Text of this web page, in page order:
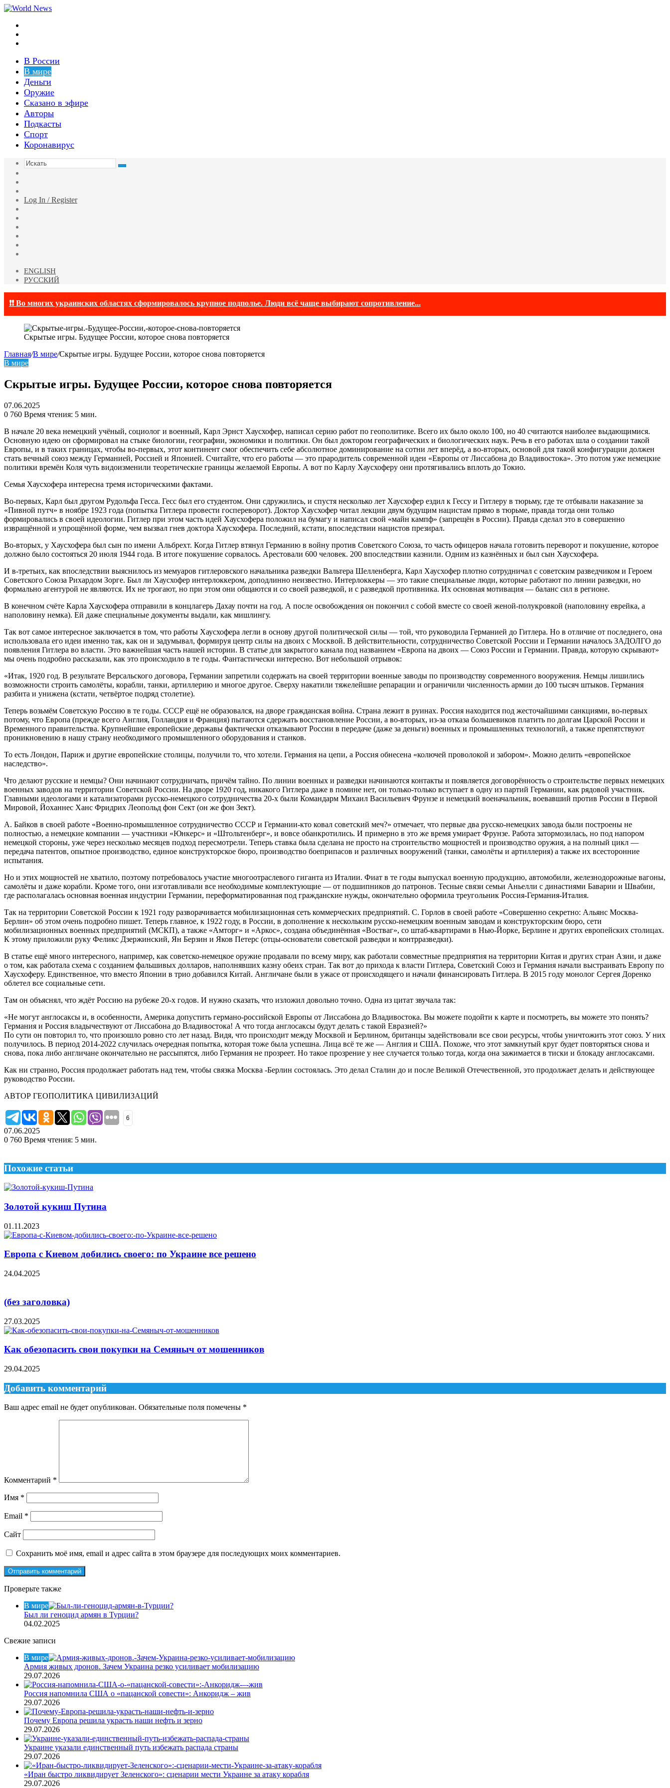
В России
В мире
Деньги
Оружие
Сказано в эфире
Авторы
Подкасты
Спорт
Коронавирус
Искать
статья
Log In / Register
ENGLISH
РУССКИЙ
❗❗ Во многих украинских областях сформировалось крупное подполье. Люди всё чаще выбирают сопротивление...
Скрытые игры. Будущее России, которое снова повторяется
Главная/В мире/Скрытые игры. Будущее России, которое снова повторяется
В мире
Скрытые игры. Будущее России, которое снова повторяется
07.06.2025
0 760 Время чтения: 5 мин.
В начале 20 века немецкий учёный, социолог и военный, Карл Эрнст Хаусхофер, написал серию работ по геополитике. Всего их было около 100, но 40 считаются наиболее выдающимися.
Основную идею он сформировал на стыке биологии, географии, экономики и политики. Он был доктором географических и биологических наук. Речь в его работах шла о создании такой
Европы, и в таких границах, чтобы во-первых, этот континент смог обеспечить себе абсолютное доминирование на сотни лет вперёд, а во-вторых, основой для такой конфигурации должен
стать вечный союз между Германией, Россией и Японией. Считайте, что его работы — это прародитель современной идеи «Европы от Лиссабона до Владивостока». Это потом уже немецкие
политики времён Коля чуть видоизменили теоретические границы желаемой Европы. А вот по Карлу Хаусхоферу они протягивались вплоть до Токио.
Семья Хаусхофера интересна тремя историческими фактами.
Во-первых, Карл был другом Рудольфа Гесса. Гесс был его студентом. Они сдружились, и спустя несколько лет Хаусхофер ездил к Гессу и Гитлеру в тюрьму, где те отбывали наказание за
«Пивной путч» в ноябре 1923 года (попытка Гитлера провести госпереворот). Доктор Хаусхофер читал лекции двум будущим нацистам прямо в тюрьме, правда тогда они только
формировались в своей идеологии. Гитлер при этом часть идей Хаусхофера положил на бумагу и написал свой «майн кампф» (запрещён в России). Правда сделал это в совершенно
извращённой и упрощённой форме, чем вызвал гнев доктора Хаусхофера. Последний, кстати, впоследствии нацистов презирал.
Во-вторых, у Хаусхофера был сын по имени Альбрехт. Когда Гитлер втянул Германию в войну против Советского Союза, то часть офицеров начала готовить переворот и покушение, которое
должно было состояться 20 июля 1944 года. В итоге покушение сорвалось. Арестовали 600 человек. 200 впоследствии казнили. Одним из казнённых и был сын Хаусхофера.
И в-третьих, как впоследствии выяснилось из мемуаров гитлеровского начальника разведки Вальтера Шелленберга, Карл Хаусхофер плотно сотрудничал с советским разведчиком и Героем
Советского Союза Рихардом Зорге. Был ли Хаусхофер интерлоккером, доподлинно неизвестно. Интерлоккеры — это такие специальные люди, которые работают по линии разведки, но
формально агентурой не являются. Их не трогают, но при этом они общаются и со своей разведкой, и с разведкой противника. Их основная мотивация — баланс сил в регионе.
В конечном счёте Карла Хаусхофера отправили в концлагерь Дахау почти на год. А после освобождения он покончил с собой вместе со своей женой-полукровкой (наполовину еврейка, а
наполовину немка). Ей даже специальные документы выдали, как мишлингу.
Так вот самое интересное заключается в том, что работы Хаусхофера легли в основу другой политической силы — той, что руководила Германией до Гитлера. Но в отличие от последнего, она
использовала его идеи именно так, как он и задумывал, формируя центр силы на двоих с Москвой. В действительности, сотрудничество Советской России и Германии началось ЗАДОЛГО до
появления Гитлера во власти. Это важнейшая часть нашей истории. В статье для закрытого канала под названием «Европа на двоих — Союз России и Германии. Правда, которую скрывают»
мы очень подробно рассказали, как это происходило в те годы. Фантастически интересно. Вот небольшой отрывок:
«Итак, 1920 год. В результате Версальского договора, Германии запретили содержать на своей территории военные заводы по производству современного вооружения. Немцы лишились
возможности строить самолёты, корабли, танки, артиллерию и многое другое. Сверху накатили тяжелейшие репарации и ограничили численность армии до 100 тысяч штыков. Германия
разбита и унижена (кстати, четвёртое подряд столетие).
Теперь возьмём Советскую Россию в те годы. СССР ещё не образовался, на дворе гражданская война. Страна лежит в руинах. Россия находится под жесточайшими санкциями, во-первых
потому, что Европа (прежде всего Англия, Голландия и Франция) пытаются сдержать восстановление России, а во-вторых, из-за отказа большевиков платить по долгам Царской России и
Временного правительства. Крупнейшие европейские державы фактически отказывают России в передаче (даже за деньги) военных и промышленных технологий, а также препятствуют
проникновению в нашу страну необходимого промышленного оборудования и станков.
То есть Лондон, Париж и другие европейские столицы, получили то, что хотели. Германия на цепи, а Россия обнесена «колючей проволокой и забором». Можно делить «европейское
наследство».
Что делают русские и немцы? Они начинают сотрудничать, причём тайно. По линии военных и разведки начинаются контакты и появляется договорённость о строительстве первых немецких
военных заводов на территории Советской России. На дворе 1920 год, никакого Гитлера даже в помине нет, он только-только вступает в одну из партий Германии, как рядовой участник.
Главными идеологами и катализаторами русско-немецкого сотрудничества 20-х были Командарм Михаил Васильевич Фрунзе и немецкий военачальник, воевавший против России в Первой
Мировой, Йоханнес Ханс Фридрих Леопольд фон Сект (он же фон Зект).
А. Байков в своей работе «Военно-промышленное сотрудничество СССР и Германии-кто ковал советский меч?» отмечает, что первые два русско-немецких завода были построены не
полностью, а немецкие компании — участники «Юнкерс» и «Штольтенберг», и вовсе обанкротились. И примерно в это же время умирает Фрунзе. Работа затормозилась, но под напором
немецкой стороны, уже через несколько месяцев подход пересмотрели. Теперь ставка была сделана не просто на строительство мощностей и производство оружия, а на полный цикл —
передача патентов, опытное производство, единое конструкторское бюро, производство боеприпасов и различных вооружений (танки, самолёты и артиллерия) а также их всесторонние
испытания.
Но и этих мощностей не хватило, поэтому потребовалось участие многоотраслевого гиганта из Италии. Фиат в те годы выпускал военную продукцию, автомобили, железнодорожные вагоны,
самолёты и даже корабли. Кроме того, они изготавливали все необходимые комплектующие — от подшипников до патронов. Тесные связи семьи Аньелли с династиями Баварии и Швабии,
где располагалась основная военная индустрии Германии, переформатированная под гражданские нужды, окончательно оформила треугольник Россия-Германия-Италия.
Так на территории Советской России к 1921 году разворачивается мобилизационная сеть коммерческих предприятий. С. Горлов в своей работе «Совершенно секретно: Альянс Москва-
Берлин» об этом очень подробно пишет. Теперь главное, к 1922 году, в России, в дополнение к нескольким русско-немецким военным заводам и конструкторским бюро, сети
мобилизационных военных предприятий (МСКП), а также «Амторг» и «Аркос», создана объединённая «Востваг», со штаб-квартирами в Нью-Йорке, Берлине и других европейских столицах.
К этому приложили руку Феликс Дзержинский, Ян Берзин и Яков Петерс (отцы-основатели советской разведки и контрразведки).
В статье ещё много интересного, например, как советско-немецкое оружие продавали по всему миру, как работали совместные предприятия на территории Китая и других стран Азии, и даже
о том, как работала схема с созданием фальшивых долларов, наполнявших казну обеих стран. Так вот до прихода к власти Гитлера, Советский Союз и Германия начали выстраивать Европу по
Хаусхоферу. Единственное, что вместо Японии в трио добавился Китай. Англичане были в ужасе от происходящего и начали финансировать Гитлера. В 2015 году монолог Сергея Доренко
облетел все социальные сети.
Там он объяснял, что ждёт Россию на рубеже 20-х годов. И нужно сказать, что изложил довольно точно. Одна из цитат звучала так:
«Не могут англосаксы и, в особенности, Америка допустить германо-российской Европы от Лиссабона до Владивостока. Вы можете подойти к карте и посмотреть, вы можете это понять?
Германия и Россия владычествуют от Лиссабона до Владивостока! А что тогда англосаксы будут делать с такой Евразией?»
По сути он повторил то, что произошло ровно сто лет назад. Видя, что происходит между Москвой и Берлином, британцы задействовали все свои ресурсы, чтобы уничтожить этот союз. У них
получилось. В период 2014-2022 случилась очередная попытка, которая тоже была успешна. Лица всё те же — Англия и США. Похоже, что этот замкнутый круг будет повторяться снова и
снова, пока либо англичане окончательно не рассыпятся, либо Германия не прозреет. Но такое прозрение у нее случается только тогда, когда она зажимается в тиски и блокаду англосаксами.
Как ни странно, Россия продолжает работать над тем, чтобы связка Москва -Берлин состоялась. Это делал Сталин до и после Великой Отечественной, это продолжает делать и действующее
руководство России.
АВТОР ГЕОПОЛИТИКА ЦИВИЛИЗАЦИЙ
6
07.06.2025
0 760 Время чтения: 5 мин.
Похожие статьи
Золотой кукиш Путина
01.11.2023
Европа с Киевом добились своего: по Украине все решено
24.04.2025
(без заголовка)
27.03.2025
Как обезопасить свои покупки на Семяныч от мошенников
29.04.2025
Добавить комментарий
Ваш адрес email не будет опубликован. Обязательные поля помечены *
Комментарий *
Имя *
Email *
Сайт
Сохранить моё имя, email и адрес сайта в этом браузере для последующих моих комментариев.
Проверьте также
В мире
Был ли геноцид армян в Турции?
04.02.2025
Свежие записи
В мире
Армия живых дронов. Зачем Украина резко усиливает мобилизацию
29.07.2026
Россия напомнила США о «пацанской совести»: Анкоридж – жив
29.07.2026
Почему Европа решила украсть наши нефть и зерно
29.07.2026
Украине указали единственный путь избежать распада страны
29.07.2026
«Иран быстро ликвидирует Зеленского»: сценарии мести Украине за атаку корабля
29.07.2026